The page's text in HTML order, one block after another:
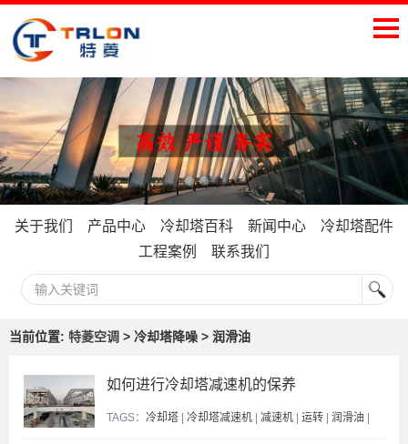
关于我们 产品中心 冷却塔百科 新闻中心
冷却塔配件
工程案例
联系我们
当前位置: 特菱空调 > 冷却塔降噪 > 润滑油
如何进行冷却塔减速机的保养
TAGS： 冷却塔 | 冷却塔减速机 | 减速机 | 运转 | 润滑油 |